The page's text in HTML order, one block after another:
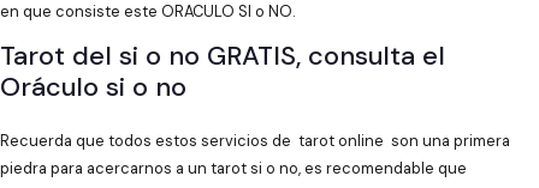
en que consiste este ORACULO SI o NO.
Tarot del si o no GRATIS, consulta el
Oráculo si o no
Recuerda que todos estos servicios de tarot online son una primera
piedra para acercarnos a un tarot si o no, es recomendable que